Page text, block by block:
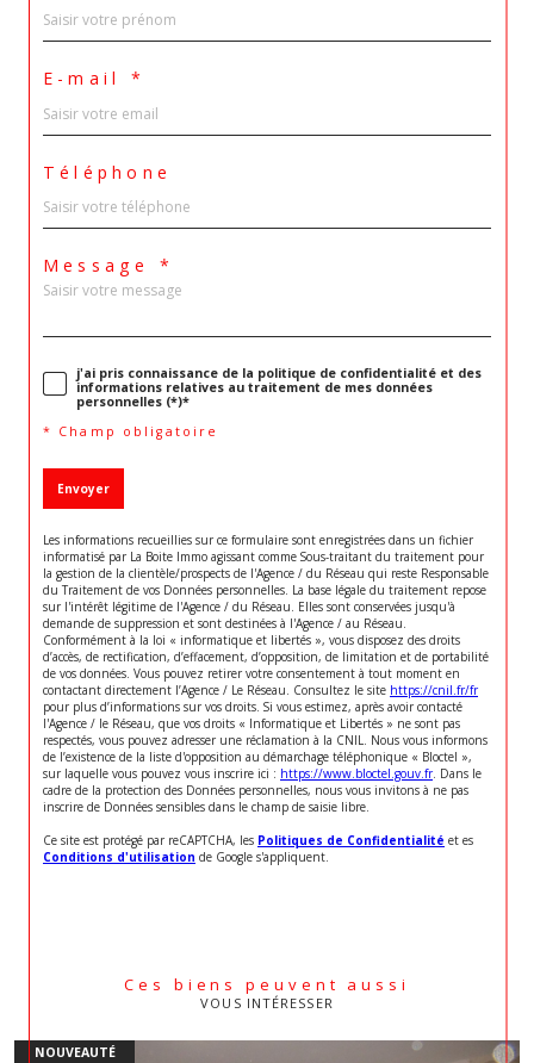
E-mail *
Téléphone
Message *
j'ai pris connaissance de la politique de confidentialité et des
informations relatives au traitement de mes données
personnelles (*)*
* Champ obligatoire
Envoyer
Les informations recueillies sur ce formulaire sont enregistrées dans un fichier
informatisé par La Boite Immo agissant comme Sous-traitant du traitement pour
la gestion de la clientèle/prospects de l'Agence / du Réseau qui reste Responsable
du Traitement de vos Données personnelles. La base légale du traitement repose
sur l'intérêt légitime de l'Agence / du Réseau. Elles sont conservées jusqu'à
demande de suppression et sont destinées à l'Agence / au Réseau.
Conformément à la loi « informatique et libertés », vous disposez des droits
d’accès, de rectification, d’effacement, d’opposition, de limitation et de portabilité
de vos données. Vous pouvez retirer votre consentement à tout moment en
contactant directement l’Agence / Le Réseau. Consultez le site https://cnil.fr/fr
pour plus d’informations sur vos droits. Si vous estimez, après avoir contacté
l'Agence / le Réseau, que vos droits « Informatique et Libertés » ne sont pas
respectés, vous pouvez adresser une réclamation à la CNIL. Nous vous informons
de l’existence de la liste d'opposition au démarchage téléphonique « Bloctel »,
sur laquelle vous pouvez vous inscrire ici : https://www.bloctel.gouv.fr. Dans le
cadre de la protection des Données personnelles, nous vous invitons à ne pas
inscrire de Données sensibles dans le champ de saisie libre.
Ce site est protégé par reCAPTCHA, les Politiques de Confidentialité et es
Conditions d'utilisation de Google s'appliquent.
Ces biens peuvent aussi
VOUS INTÉRESSER
NOUVEAUTÉ